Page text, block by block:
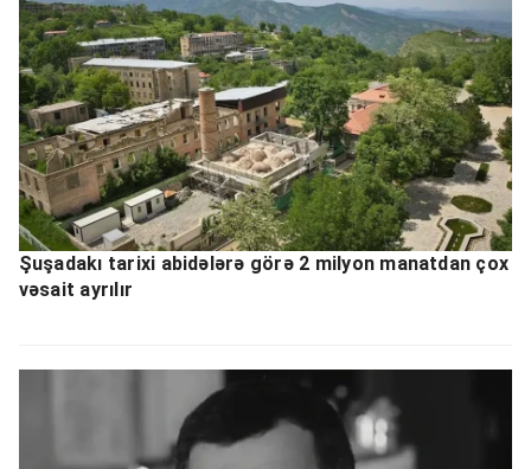
Şuşadakı tarixi abidələrə görə 2 milyon manatdan çox
vəsait ayrılır